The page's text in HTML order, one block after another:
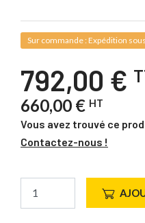
Sur commande : Expédition
792,00 €
660,00 € HT
Vous avez trouvé ce
Contactez-nous !